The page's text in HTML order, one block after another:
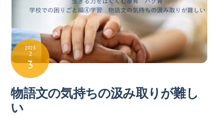
2023
2
3
物語文の気持ちの汲み取りが難し
い